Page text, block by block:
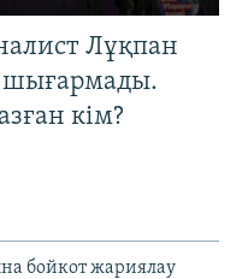
Лұқпан
шығармады.
кім?
бойкот жариялау